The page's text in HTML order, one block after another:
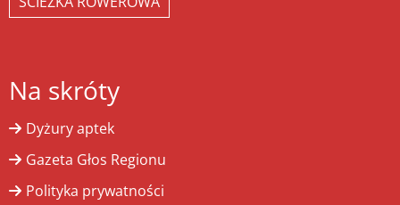
Na skróty
Dyżury aptek
Gazeta Głos Regionu
Polityka prywatności